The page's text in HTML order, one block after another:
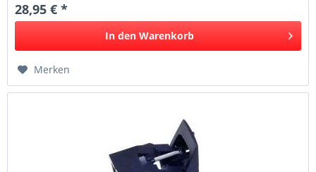
28,95 € *
In den Warenkorb
Merken